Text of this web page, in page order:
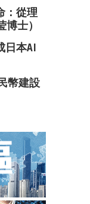
：從理
士）
日本AI
幣建設